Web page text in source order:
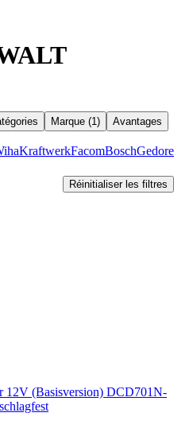
Marque (1) Avantages
KraftwerkFacomBoschGedore
Réinitialiser les filtres
12V (Basisversion) DCD701N-